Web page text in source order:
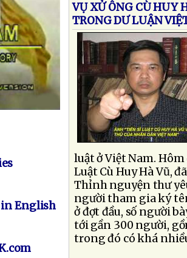
in English
VỤ XỬ ÔNG CÙ HUY
TRONG DƯ LUẬN
luật ở Việt Nam.
Luật Cù Huy Hà Vũ,
Thỉnh nguyện thư
người tham gia ký
ở đợt đầu, số người
tới gần 300 người,
trong đó có khá